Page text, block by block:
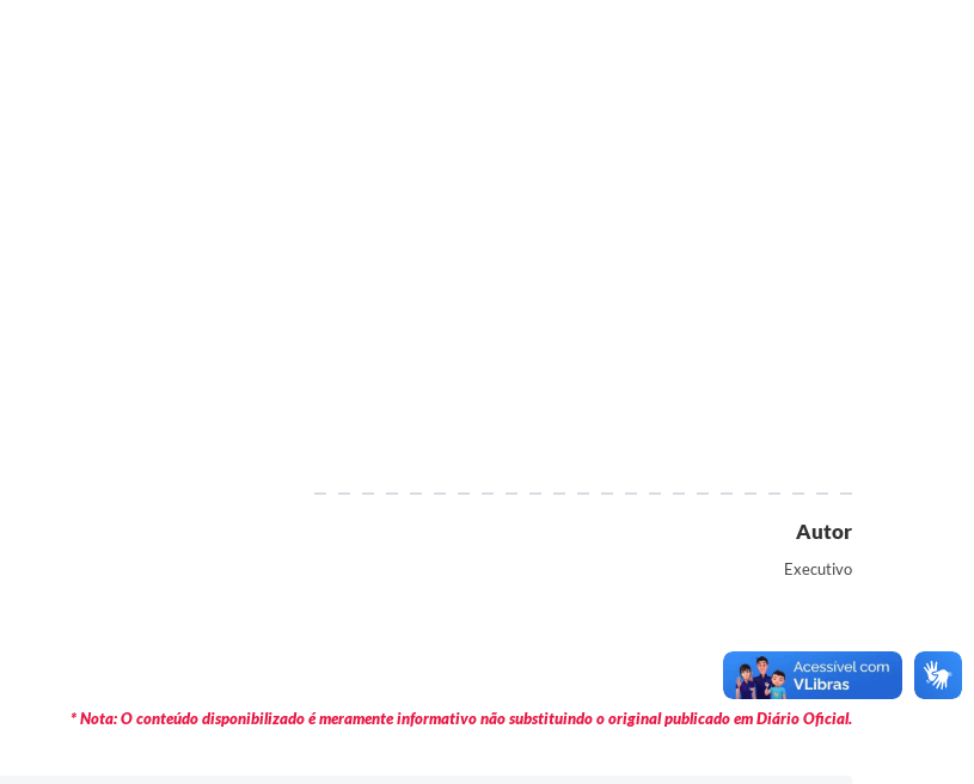
Autor
Executivo
* Nota: O conteúdo disponibilizado é meramente informativo não substituindo o original publicado em Diário Oficial.